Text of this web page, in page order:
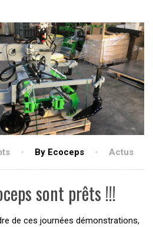
By Ecoceps Actus
sont prêts !!!
de ces journées démonstrations,